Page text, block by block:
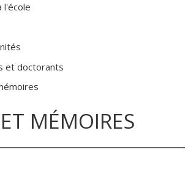
l'école
et doctorants
MÉMOIRES